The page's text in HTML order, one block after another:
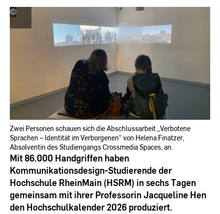
Landesvorsitzende des BdV Rose-Lore Scholz, Prof. Jacqueline
Hen, Mitglied des Hessischen Landtags Turgut Yüksel, HSRM-
Präsidentin Prof. Dr. Eva Waller sowie Beauftragter für
Heimatvertriebene und Spätaussiedler und Mitglied des
Hessischen Landtags Andreas Hofmeister.
©
Hochschule
Zwei Personen schauen sich die Abschlussarbeit „Verbotene
Sprachen – Identität im Verborgenen“ von Helena Finatzer,
Absolventin des Studiengangs Crossmedia Spaces, an.
Mit 86.000 Handgriffen haben
Kommunikationsdesign-Studierende der
Hochschule RheinMain (HSRM) in sechs Tagen
gemeinsam mit ihrer Professorin Jacqueline Hen
den Hochschulkalender 2026 produziert.